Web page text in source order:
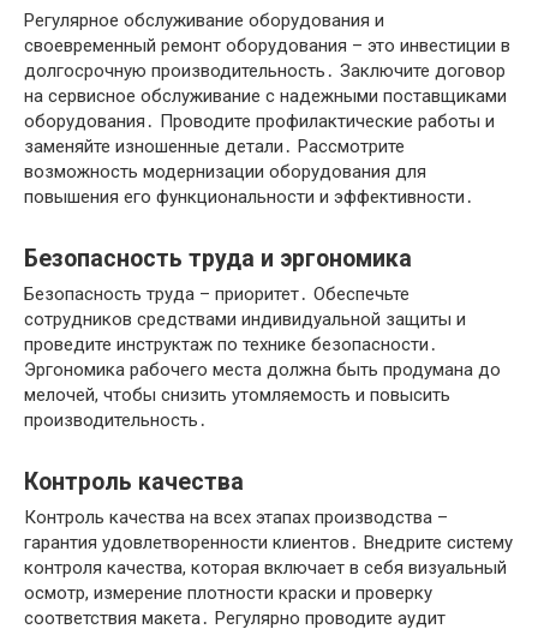
Регулярное обслуживание оборудования и
своевременный ремонт оборудования – это инвестиции в
долгосрочную производительность․ Заключите договор
на сервисное обслуживание с надежными поставщиками
оборудования․ Проводите профилактические работы и
заменяйте изношенные детали․ Рассмотрите
возможность модернизации оборудования для
повышения его функциональности и эффективности․
Безопасность труда и эргономика
Безопасность труда – приоритет․ Обеспечьте
сотрудников средствами индивидуальной защиты и
проведите инструктаж по технике безопасности․
Эргономика рабочего места должна быть продумана до
мелочей, чтобы снизить утомляемость и повысить
производительность․
Контроль качества
Контроль качества на всех этапах производства –
гарантия удовлетворенности клиентов․ Внедрите систему
контроля качества, которая включает в себя визуальный
осмотр, измерение плотности краски и проверку
соответствия макета․ Регулярно проводите аудит